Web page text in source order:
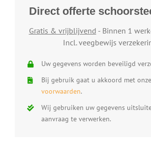
Direct offerte
Gratis & vrijblijvend - Binnen 1
Incl. veegbewijs
Uw gegevens worden beveiligd
Bij gebruik gaat u akkoord met onze
voorwaarden.
Wij gebruiken uw gegevens
aanvraag te verwerken.